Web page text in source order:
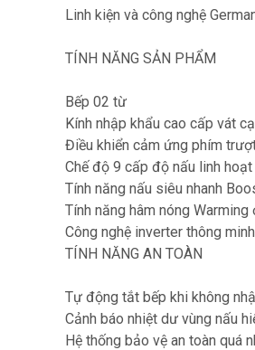
Linh kiện và công nghệ
TÍNH NĂNG SẢN PHẨM
Bếp 02 từ
Kính nhập khẩu cao cấp vát
Điều khiển cảm ứng phím
Chế độ 9 cấp độ nấu linh hoạt
Tính năng nấu siêu nhanh
Tính năng hâm nóng Warming
Công nghệ inverter thông minh
TÍNH NĂNG AN TOÀN
Tự động tắt bếp khi không
Cảnh báo nhiệt dư vùng nấu
Hệ thống bảo vệ an toàn quá